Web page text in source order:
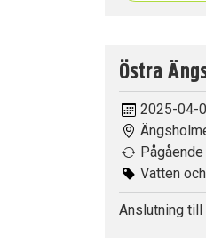
Östra
2025-04-
Pågående
Vatten
Anslutning till